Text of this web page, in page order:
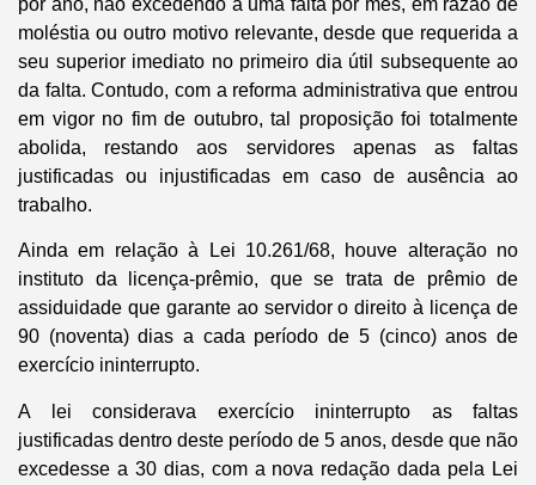
moléstia ou outro motivo relevante, desde que requerida a
seu superior imediato no primeiro dia útil subsequente ao
da falta. Contudo, com a reforma administrativa que entrou
em vigor no fim de outubro, tal proposição foi totalmente
abolida, restando aos servidores apenas as faltas
justificadas ou injustificadas em caso de ausência ao
trabalho.
Ainda em relação à Lei 10.261/68, houve alteração no
instituto da licença-prêmio, que se trata de prêmio de
assiduidade que garante ao servidor o direito à licença de
90 (noventa) dias a cada período de 5 (cinco) anos de
exercício ininterrupto.
A lei considerava exercício ininterrupto as faltas
justificadas dentro deste período de 5 anos, desde que não
excedesse a 30 dias, com a nova redação dada pela Lei